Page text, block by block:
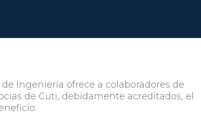
de Ingeniería ofrece a colaboradores de
de Cuti, debidamente acreditados, el